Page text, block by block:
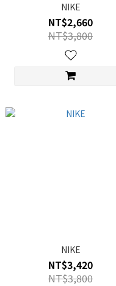
NIKE
NT$2,660
NT$3,800
NIKE
NT$3,420
NT$3,800